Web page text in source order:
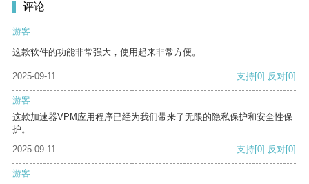
评论
游客
这款软件的功能非常强大，使用起来非常方便。
2025-09-11 支持[0] 反对[0]
游客
这款加速器VPM应用程序已经为我们带来了无限的隐私保护和安全性保
护。
2025-09-11
支持[0] 反对[0]
游客